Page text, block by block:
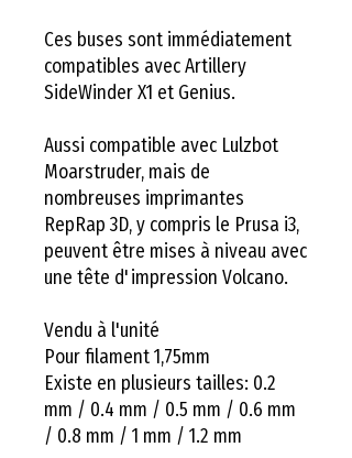
Ces buses sont immédiatement
compatibles avec Artillery
SideWinder X1 et Genius.
Aussi compatible avec Lulzbot
Moarstruder, mais de
nombreuses imprimantes
RepRap 3D, y compris le Prusa i3,
peuvent être mises à niveau avec
une tête d'impression Volcano.
Vendu à l'unité
Pour filament 1,75mm
Existe en plusieurs tailles: 0.2
mm / 0.4 mm / 0.5 mm / 0.6 mm
/ 0.8 mm / 1 mm / 1.2 mm